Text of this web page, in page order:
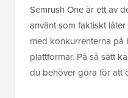
Semrush One är ett av
använt som faktiskt
med konkurrenterna
plattformar. På så sätt
du behöver göra för att